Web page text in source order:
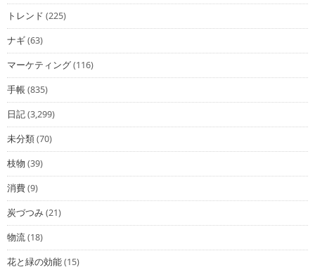
トレンド (225)
ナギ(63)
マーケティング(116)
手帳(835)
日記(3,299)
未分類(70)
枝物 (39)
消費(9)
炭づつみ(21)
物流(18)
花と緑の効能(15)